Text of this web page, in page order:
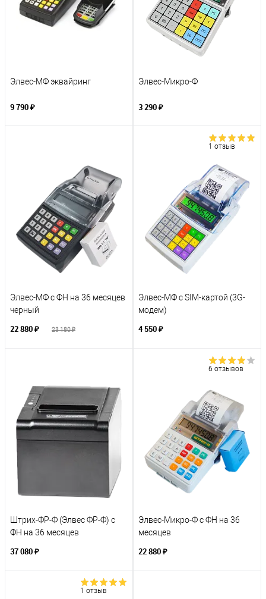
Элвес-МФ эквайринг
9 790 ₽
Элвес-Микро-Ф
3 290 ₽
Элвес-МФ с ФН на 36 месяцев
черный
22 880 ₽ 23 180 ₽
1 отзыв
Элвес-МФ c SIM-картой (3G-
модем)
4 550 ₽
Штрих-ФР-Ф (Элвес ФР-Ф) с
ФН на 36 месяцев
37 080 ₽
6 отзывов
Элвес-Микро-Ф с ФН на 36
месяцев
22 880 ₽
1 отзыв